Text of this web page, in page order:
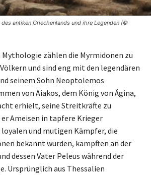
antiken Griechenlands und ihre Legenden (©
Mythologie zählen die Myrmidonen zu
und sind eng mit den legendären
seinem Sohn Neoptolemos
von Aiakos, dem König von Ägina,
erhielt, seine Streitkräfte zu
Ameisen in tapfere Krieger
und mutigen Kämpfer, die
bekannt wurden, kämpften an der
dessen Vater Peleus während der
Ursprünglich aus Thessalien